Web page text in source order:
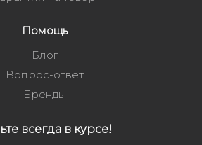
Помощь
Блог
Вопрос-ответ
Бренды
всегда в курсе!